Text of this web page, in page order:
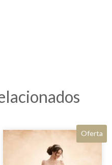
Oferta